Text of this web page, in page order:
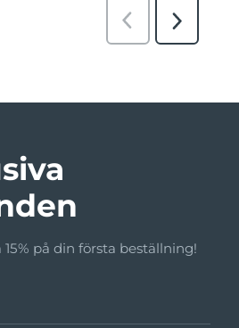
på din första beställning!